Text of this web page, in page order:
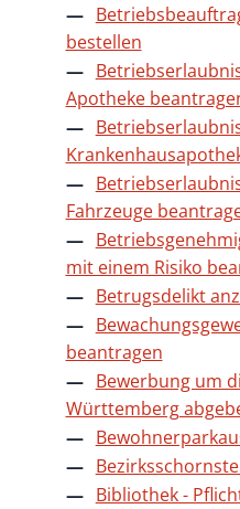
bestellen
Apotheke
Fahrzeuge
mit einem Risiko
Betrugsdelikt
beantragen
Bewerbung um
Württemberg
Bibliothek -